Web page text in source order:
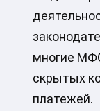
многие
скрытых
платежей.